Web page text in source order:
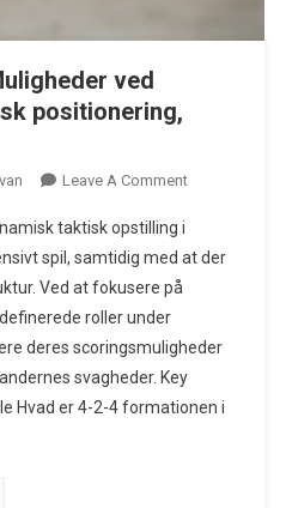
ved
positionering,
Leave A CommentOn
4
Ved
Dødbolde,
Strategisk
taktisk opstilling i
spil, samtidig med at der
Ved at fokusere på
roller under
deres scoringsmuligheder
svagheder. Key
Hvad er 4-2-4 formationen i